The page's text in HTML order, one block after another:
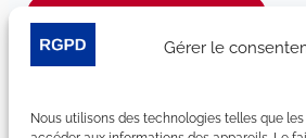
Gérer le
Nous utilisons des technologies telles que